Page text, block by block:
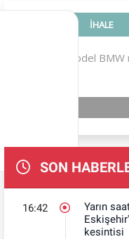
SON
16:42
Yarın
kesintisi